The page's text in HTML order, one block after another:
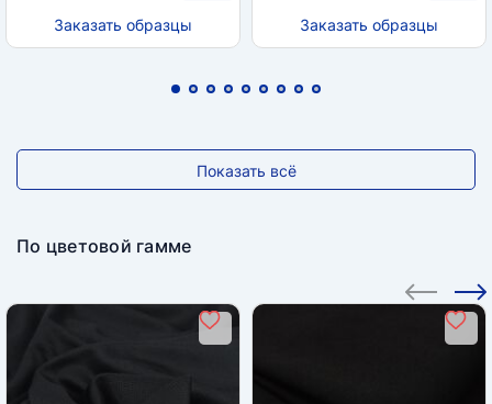
Заказать образцы Заказать образцы
Показать всё
По цветовой гамме